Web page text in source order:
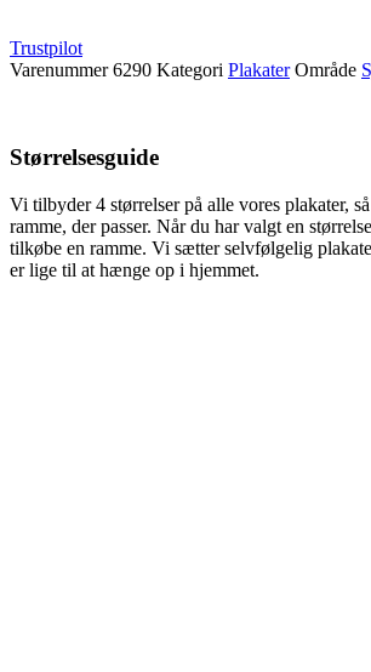
Trustpilot
Varenummer6290 Kategori Plakater Område
Størrelsesguide
Vi tilbyder 4 størrelser på alle vores plakater,
ramme, der passer. Når du har valgt en
tilkøbe en ramme. Vi sætter selvfølgelig
er lige til at hænge op i hjemmet.